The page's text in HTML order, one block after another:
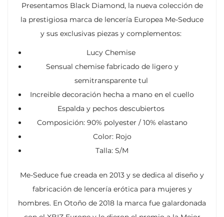
Presentamos Black Diamond, la nueva colección de
la prestigiosa marca de lencería Europea Me-Seduce
y sus exclusivas piezas y complementos:
Lucy Chemise
Sensual chemise fabricado de ligero y
semitransparente tul
Increible decoración hecha a mano en el cuello
Espalda y pechos descubiertos
Composición: 90% polyester / 10% elastano
Color: Rojo
Talla: S/M
Me-Seduce fue creada en 2013 y se dedica al diseño y
fabricación de lencería erótica para mujeres y
hombres. En Otoño de 2018 la marca fue galardonada